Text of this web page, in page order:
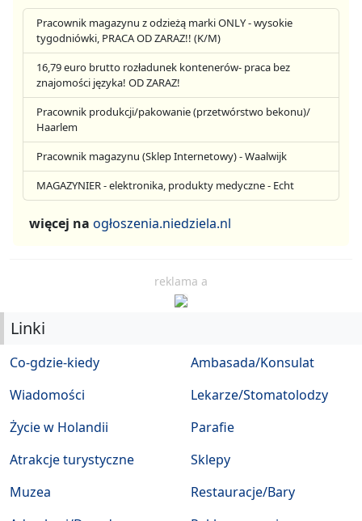
Pracownik magazynu z odzieżą marki ONLY - wysokie
tygodniówki, PRACA OD ZARAZ!! (K/M)
16,79 euro brutto rozładunek kontenerów- praca bez
znajomości języka! OD ZARAZ!
Pracownik produkcji/pakowanie (przetwórstwo bekonu)/
Haarlem
Pracownik magazynu (Sklep Internetowy) - Waalwijk
MAGAZYNIER - elektronika, produkty medyczne - Echt
więcej na ogłoszenia.niedziela.nl
reklama a
Linki
Co-gdzie-kiedy
Wiadomości
Życie w Holandii
Atrakcje turystyczne
Muzea
Ambasada/Konsulat
Lekarze/Stomatolodzy
Parafie
Sklepy
Restauracje/Bary